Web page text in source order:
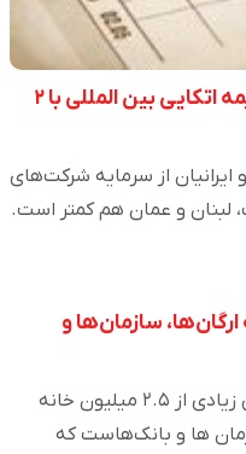
مقایسه سرمایه کنونی ۱۱ شرکت بیمه اتکایی بین المللی با ۲
از سرمایه شرکت‌های
لبنان و عمان هم کمتر است.
سازمان‌ها و
مصطفی قلی خسروی بیان کرد: بخش زیادی از ۲.۵ میلیون خانه
ها و بانک‌هاست که